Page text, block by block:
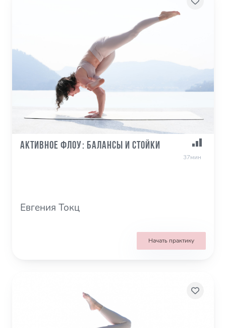
Активное Флоу: балансы и стойки
37мин
Евгения Токц
Начать практику